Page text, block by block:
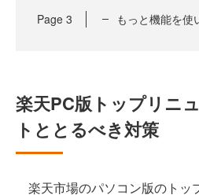
Page 3 もっと機能を使
楽天PC版トップリニ
トととるべき対策
楽天市場のパソコン版のトッ